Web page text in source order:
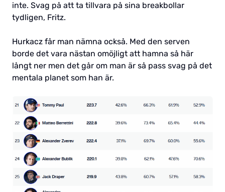
inte. Svag på att ta tillvara på sina breakbollar
tydligen, Fritz.
Hurkacz får man nämna också. Med den serven
borde det vara nästan omöjligt att hamna så här
långt ner men det går om man är så pass svag på det
mentala planet som han är.